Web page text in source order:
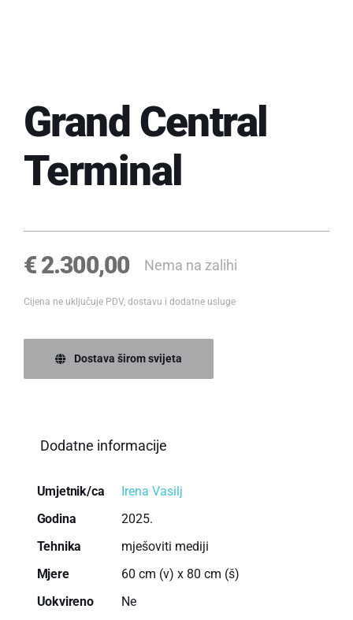
Grand Central
Terminal
€ 2.300,00 Nema na zalihi
Cijena ne uključuje PDV, dostavu i dodatne usluge
Dostava širom svijeta
Dodatne informacije
Umjetnik/ca
Irena Vasilj
Godina
2025.
Tehnika
mješoviti mediji
Mjere
60 cm (v) x 80 cm (š)
Uokvireno
Ne